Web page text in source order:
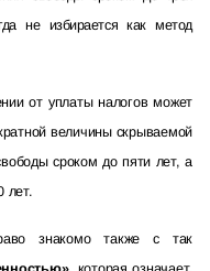
не избирается как метод
от уплаты налогов может
величины скрываемой
сроком до пяти лет, а
лет.
знакомо также с так